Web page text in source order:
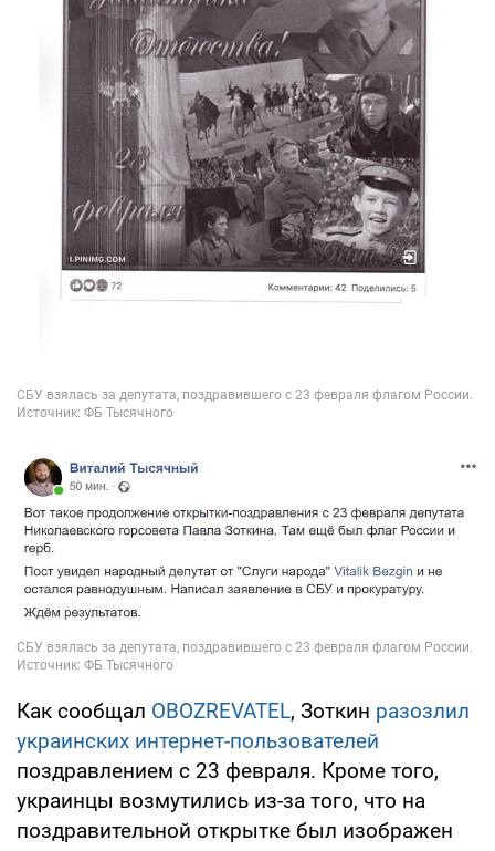
Как сообщал OBOZREVATEL, Зоткин разозлил
украинских интернет-пользователей
поздравлением с 23 февраля. Кроме того,
украинцы возмутились из-за того, что на
поздравительной открытке был изображен